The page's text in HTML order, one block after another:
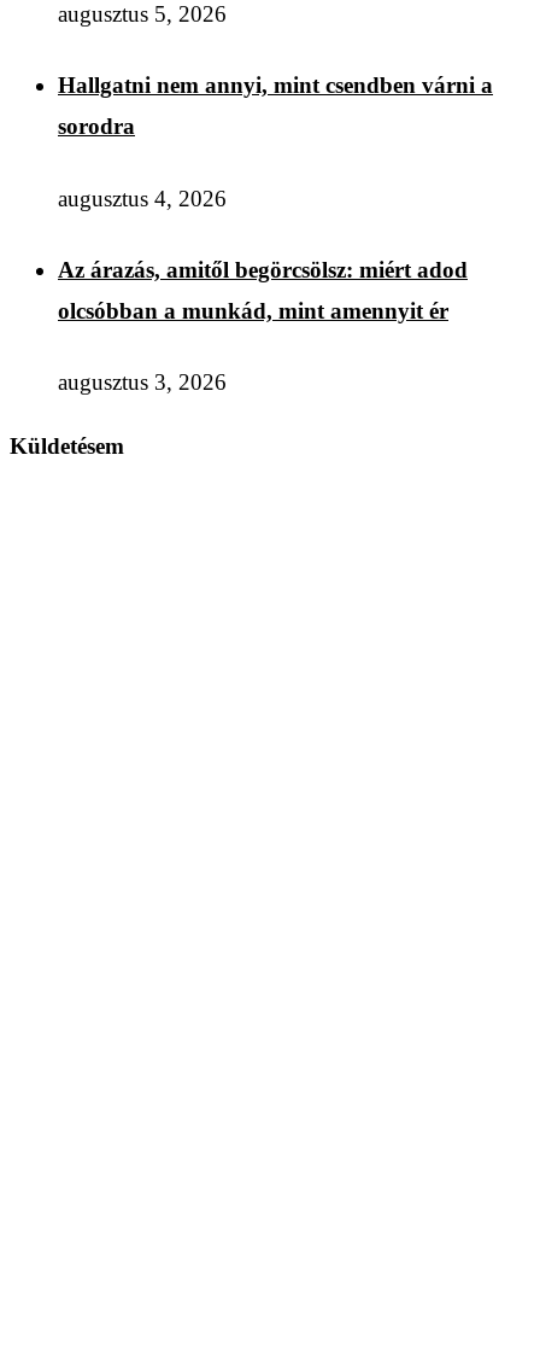
augusztus 5, 2026
Hallgatni nem annyi, mint csendben várni a
sorodra
augusztus 4, 2026
Az árazás, amitől begörcsölsz: miért adod
olcsóbban a munkád, mint amennyit ér
augusztus 3, 2026
Küldetésem